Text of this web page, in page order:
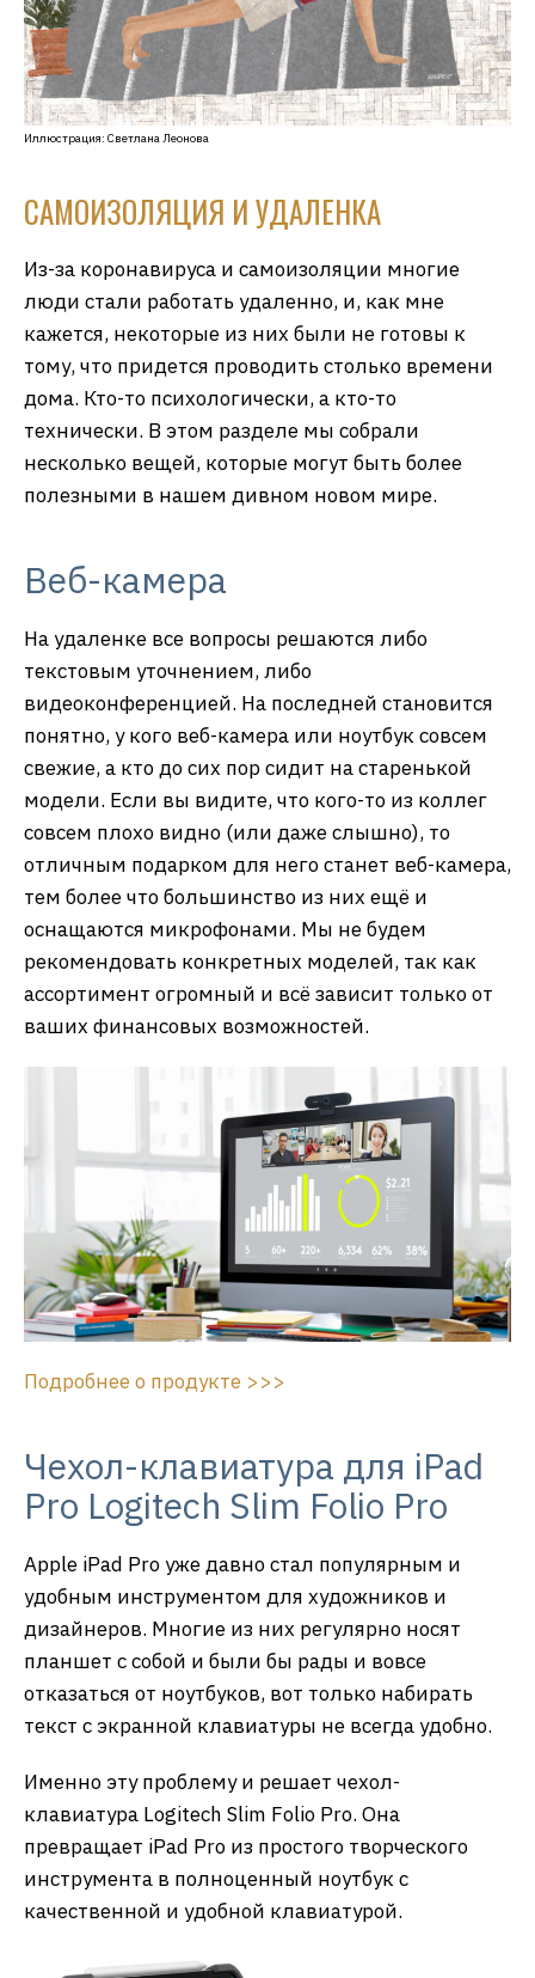
Иллюстрация: Светлана Леонова
САМОИЗОЛЯЦИЯ И УДАЛЕНКА
Из-за коронавируса и самоизоляции многие
люди стали работать удаленно, и, как мне
кажется, некоторые из них были не готовы к
тому, что придется проводить столько времени
дома. Кто-то психологически, а кто-то
технически. В этом разделе мы собрали
несколько вещей, которые могут быть более
полезными в нашем дивном новом мире.
Веб-камера
На удаленке все вопросы решаются либо
текстовым уточнением, либо
видеоконференцией. На последней становится
понятно, у кого веб-камера или ноутбук совсем
свежие, а кто до сих пор сидит на старенькой
модели. Если вы видите, что кого-то из коллег
совсем плохо видно (или даже слышно), то
отличным подарком для него станет веб-камера,
тем более что большинство из них ещё и
оснащаются микрофонами. Мы не будем
рекомендовать конкретных моделей, так как
ассортимент огромный и всё зависит только от
ваших финансовых возможностей.
Подробнее о продукте >>>
Чехол-клавиатура для iPad
Pro Logitech Slim Folio Pro
Apple iPad Pro уже давно стал популярным и
удобным инструментом для художников и
дизайнеров. Многие из них регулярно носят
планшет с собой и были бы рады и вовсе
отказаться от ноутбуков, вот только набирать
текст с экранной клавиатуры не всегда удобно.
Именно эту проблему и решает чехол-
клавиатура Logitech Slim Folio Pro. Она
превращает iPad Pro из простого творческого
инструмента в полноценный ноутбук с
качественной и удобной клавиатурой.